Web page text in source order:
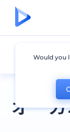
オー
オーガニ
Would you